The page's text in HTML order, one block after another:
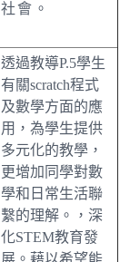
社會。
透過教導P.5學生
有關scratch程式
及數學方面的應
用，為學生提供
多元化的教學，
更增加同學對數
學和日常生活聯
繫的理解。，深
化STEM教育發